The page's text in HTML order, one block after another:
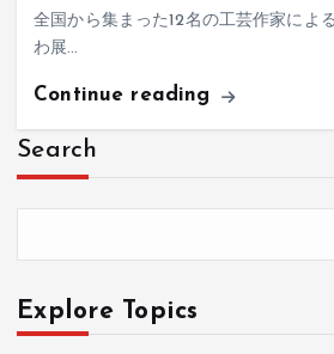
全国から集まった12名の工芸作家によ
わ展…
Continue reading
Search
Explore Topics